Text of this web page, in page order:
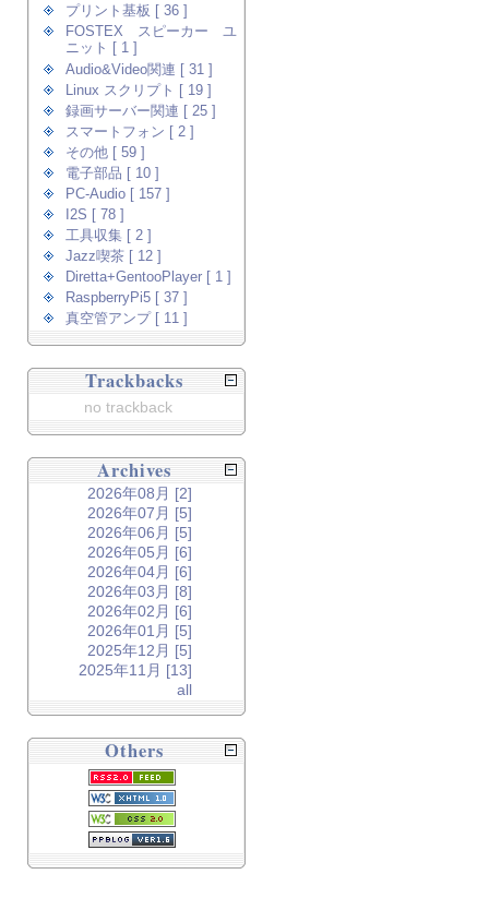
プリント基板 [ 36 ]
FOSTEX スピーカー ユ
ニット [ 1 ]
Audio&Video関連 [ 31 ]
Linux スクリプト [ 19 ]
録画サーバー関連 [ 25 ]
スマートフォン [ 2 ]
その他 [ 59 ]
電子部品 [ 10 ]
PC-Audio [ 157 ]
I2S [ 78 ]
工具収集 [ 2 ]
Jazz喫茶 [ 12 ]
Diretta+GentooPlayer [ 1 ]
RaspberryPi5 [ 37 ]
真空管アンプ [ 11 ]
Trackbacks
no trackback
Archives
2026年08月 [2]
2026年07月 [5]
2026年06月 [5]
2026年05月 [6]
2026年04月 [6]
2026年03月 [8]
2026年02月 [6]
2026年01月 [5]
2025年12月 [5]
2025年11月 [13]
all
Others